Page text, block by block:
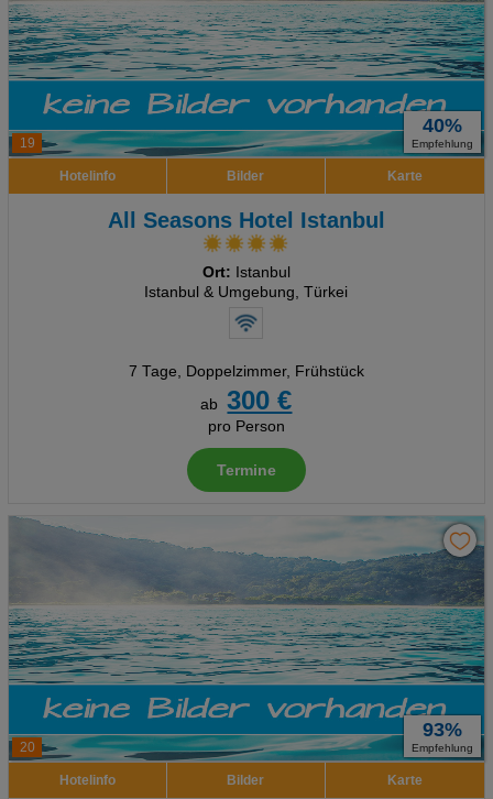
19
40%
Empfehlung
Hotelinfo Bilder Karte
All Seasons Hotel Istanbul
Ort: Istanbul
Istanbul & Umgebung, Türkei
7 Tage, Doppelzimmer, Frühstück
ab
300 €
pro Person
Termine
20
93%
Empfehlung
Hotelinfo Bilder Karte